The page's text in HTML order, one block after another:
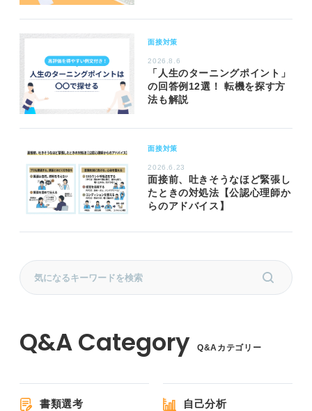
面接対策
2026.8.6
「人生のターニングポイント」
の回答例12選！ 転機を探す方
法も解説
面接対策
2026.6.23
面接前、吐きそうなほど緊張し
たときの対処法【公認心理師か
らのアドバイス】
Q&Aカテゴリー
書類選考 自己分析